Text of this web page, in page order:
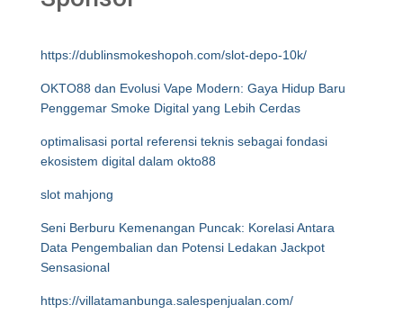
https://dublinsmokeshopoh.com/slot-depo-10k/
OKTO88 dan Evolusi Vape Modern: Gaya Hidup Baru
Penggemar Smoke Digital yang Lebih Cerdas
optimalisasi portal referensi teknis sebagai fondasi
ekosistem digital dalam okto88
slot mahjong
Seni Berburu Kemenangan Puncak: Korelasi Antara
Data Pengembalian dan Potensi Ledakan Jackpot
Sensasional
https://villatamanbunga.salespenjualan.com/